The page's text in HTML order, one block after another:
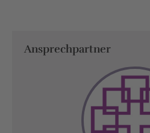
Ansprechpartner